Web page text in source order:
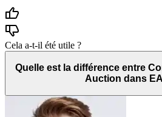
Cela a-t-il été utile ?
Quelle est la différence entre
Auction dans